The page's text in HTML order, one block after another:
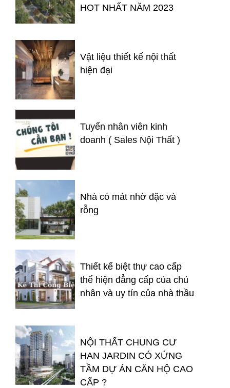
HOT NHẤT NĂM 2023
Vật liệu thiết kế nội thất
hiện đại
Tuyển nhân viên kinh
doanh ( Sales Nội Thất )
Nhà có mát nhờ đặc và
rỗng
Thiết kế biệt thự cao cấp
thể hiện đẳng cấp của chủ
nhân và uy tín của nhà thầu
NỘI THẤT CHUNG CƯ
HAN JARDIN CÓ XỨNG
TẦM DỰ ÁN CĂN HỘ CAO
CẤP ?